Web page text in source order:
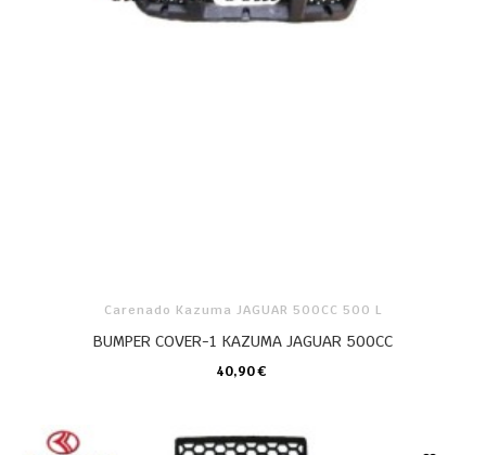
Carenado Kazuma JAGUAR 500CC 500 L
BUMPER COVER-1 KAZUMA JAGUAR 500CC
40,90 €
CARRO